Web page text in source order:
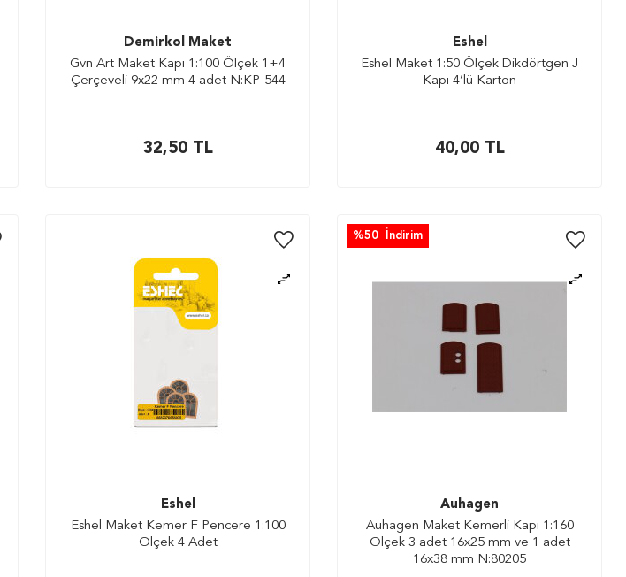
Demirkol Maket
Gvn Art Maket Kapı 1:100 Ölçek 1+4
Çerçeveli 9x22 mm 4 adet N:KP-544
32,50TL
Eshel
Eshel Maket 1:50 Ölçek Dikdörtgen J
Kapı 4’lü Karton
40,00TL
Eshel
Eshel Maket Kemer F Pencere 1:100
Ölçek 4 Adet
%50 İndirim
Auhagen
Auhagen Maket Kemerli Kapı 1:160
Ölçek 3 adet 16x25 mm ve 1 adet
16x38 mm N:80205